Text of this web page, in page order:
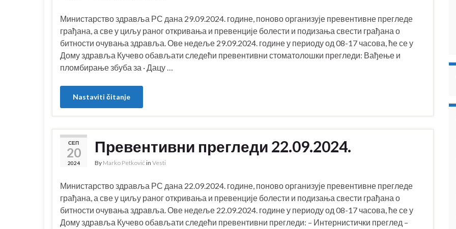
Министарство здравља РС дана 29.09.2024. године, поново организује превентивне прегледе
грађана, а све у циљу раног откривања и превенције болести и подизања свести грађана о
битности очувања здравља. Ове недеље 29.09.2024. године у периоду од 08-17 часова, ће се у
Дому здравља Кучево обављати следећи превентивни стоматолошки прегледи: Вађење и
пломбирање збуба за · Дацу …
Nastaviti čitanje
СЕП
20
2024
Превентивни прегледи 22.09.2024.
By Marko Petković in Vesti
Министарство здравља РС дана 22.09.2024. године, поново организује превентивне прегледе
грађана, а све у циљу раног откривања и превенције болести и подизања свести грађана о
битности очувања здравља. Ове недеље 22.09.2024. године у периоду од 08-17 часова, ће се у
Дому здравља Кучево обављати следећи превентивни прегледи: – Интернистички преглед –